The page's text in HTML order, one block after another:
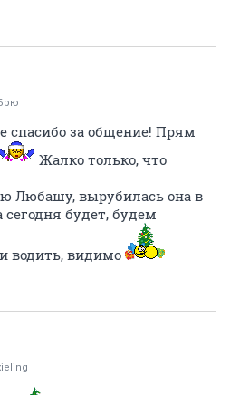
спасибо за общение! Прям
Жалко только, что
Любашу, вырубилась она в
будет, будем
водить, видимо